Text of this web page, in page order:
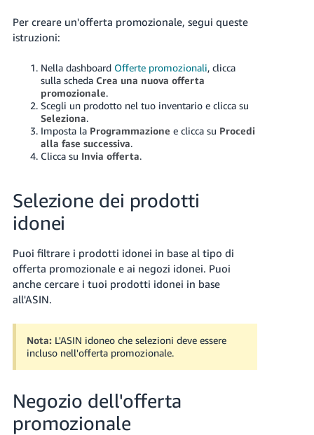
Per creare un'offerta promozionale, segui queste
istruzioni:
Nella dashboard Offerte promozionali, clicca
sulla scheda Crea una nuova offerta
promozionale.
Scegli un prodotto nel tuo inventario e clicca su
Seleziona.
Imposta la Programmazione e clicca su Procedi
alla fase successiva.
Clicca su Invia offerta.
Selezione dei prodotti
idonei
Puoi filtrare i prodotti idonei in base al tipo di
offerta promozionale e ai negozi idonei. Puoi
anche cercare i tuoi prodotti idonei in base
all'ASIN.
Nota: L'ASIN idoneo che selezioni deve essere
incluso nell'offerta promozionale.
Negozio dell'offerta
promozionale